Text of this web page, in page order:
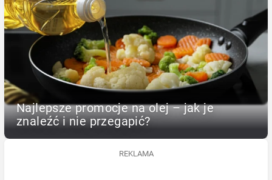
Najlepsze promocje na olej – jak je
znaleźć i nie przegapić?
REKLAMA